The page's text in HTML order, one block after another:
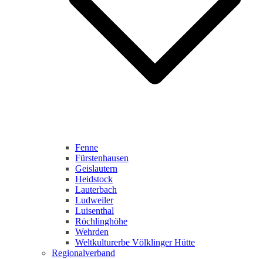
Fenne
Fürstenhausen
Geislautern
Heidstock
Lauterbach
Ludweiler
Luisenthal
Röchlinghöhe
Wehrden
Weltkulturerbe Völklinger Hütte
Regionalverband